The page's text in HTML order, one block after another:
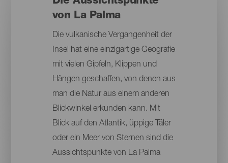
von La Palma
Die vulkanische Vergangenheit der
Insel hat eine einzigartige Geografie
mit vielen Gipfeln, Klippen und
Hängen geschaffen, von denen aus
man die Natur aus einem anderen
Blickwinkel erkunden kann. Mit
Blick auf den Atlantik, üppige Täler
oder ein Meer von Sternen sind die
Aussichtspunkte von La Palma